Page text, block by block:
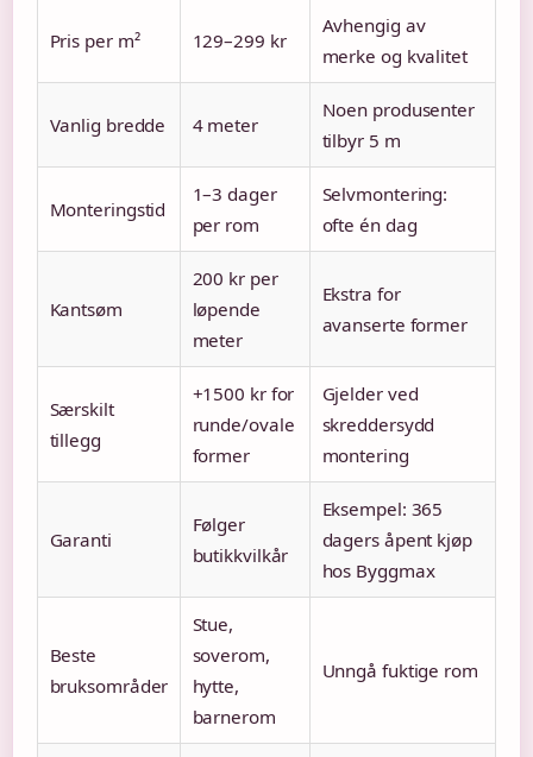
Pris per m² 129–299 kr
Avhengig av
merke og kvalitet
Vanlig bredde 4 meter
Noen produsenter
tilbyr 5 m
Monteringstid
1–3 dager
per rom
Selvmontering:
ofte én dag
Kantsøm
200 kr per
løpende
meter
Ekstra for
avanserte former
Særskilt
tillegg
+1500 kr for
runde/ovale
former
Gjelder ved
skreddersydd
montering
Garanti
Følger
butikkvilkår
Eksempel: 365
dagers åpent kjøp
hos Byggmax
Beste
bruksområder
Stue,
soverom,
hytte,
barnerom
Unngå fuktige rom